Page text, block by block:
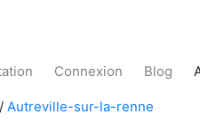
Connexion Blog
/ Autreville-sur-la-renne